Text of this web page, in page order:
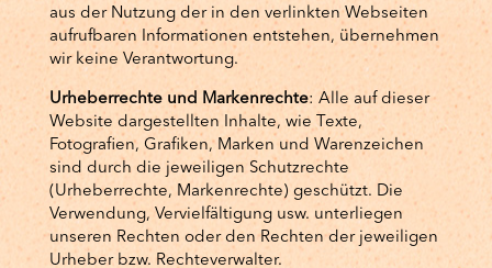
aus der Nutzung der in den verlinkten Webseiten
aufrufbaren Informationen entstehen, übernehmen
wir keine Verantwortung.
Urheberrechte und Markenrechte: Alle auf dieser
Website dargestellten Inhalte, wie Texte,
Fotografien, Grafiken, Marken und Warenzeichen
sind durch die jeweiligen Schutzrechte
(Urheberrechte, Markenrechte) geschützt. Die
Verwendung, Vervielfältigung usw. unterliegen
unseren Rechten oder den Rechten der jeweiligen
Urheber bzw. Rechteverwalter.